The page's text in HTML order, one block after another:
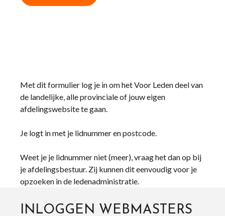
Met dit formulier log je in om het Voor Leden deel van
de landelijke, alle provinciale of jouw eigen
afdelingswebsite te gaan.
Je logt in met je lidnummer en postcode.
Weet je je lidnummer niet (meer), vraag het dan op bij
je afdelingsbestuur. Zij kunnen dit eenvoudig voor je
opzoeken in de ledenadministratie.
INLOGGEN WEBMASTERS